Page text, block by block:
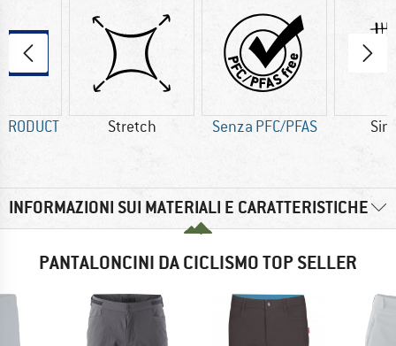
Stretch Senza PFC/PFAS
INFORMAZIONI SUI MATERIALI E CARATTERISTICHE
PANTALONCINI DA CICLISMO TOP SELLER